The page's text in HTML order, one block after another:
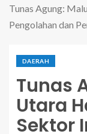
Tunas Agung:
Pengolahan dan
DAERAH
Tunas
Utara
Sektor